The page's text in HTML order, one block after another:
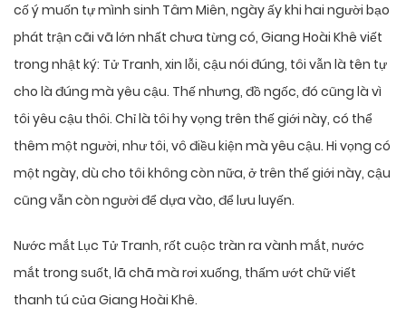
cố ý muốn tự mình sinh Tâm Miên, ngày ấy khi hai người bạo
phát trận cãi vã lớn nhất chưa từng có, Giang Hoài Khê viết
trong nhật ký: Tử Tranh, xin lỗi, cậu nói đúng, tôi vẫn là tên tự
cho là đúng mà yêu cậu. Thế nhưng, đồ ngốc, đó cũng là vì
tôi yêu cậu thôi. Chỉ là tôi hy vọng trên thế giới này, có thể
thêm một người, như tôi, vô điều kiện mà yêu cậu. Hi vọng có
một ngày, dù cho tôi không còn nữa, ở trên thế giới này, cậu
cũng vẫn còn người để dựa vào, để lưu luyến.
Nước mắt Lục Tử Tranh, rốt cuộc tràn ra vành mắt, nước
mắt trong suốt, lã chã mà rơi xuống, thấm ướt chữ viết
thanh tú của Giang Hoài Khê.